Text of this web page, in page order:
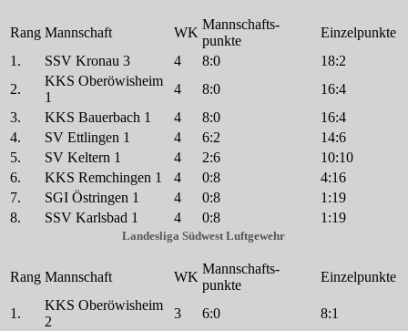
Rang Mannschaft WK
Mannschafts-
punkte
Einzelpunkte
1.
SSV Kronau 3 4 8:0
18:2
2.
KKS Oberöwisheim
1
4 8:0
16:4
3.
KKS Bauerbach 1 4 8:0
16:4
4.
SV Ettlingen 1 4 6:2
14:6
5.
SV Keltern 1 4 2:6
10:10
6.
KKS Remchingen 1 4 0:8
4:16
7.
SGI Östringen 1 4 0:8
1:19
8.
SSV Karlsbad 1 4 0:8 1:19
Landesliga Südwest Luftgewehr
Rang Mannschaft WK
Mannschafts-
punkte
Einzelpunkte
1.
KKS Oberöwisheim
2
3 6:0
8:1